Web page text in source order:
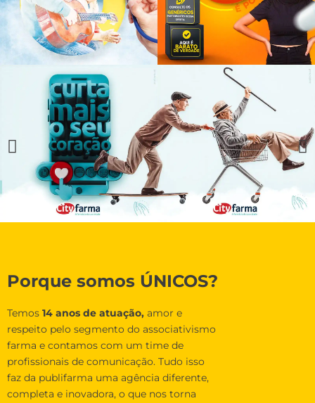
Porque somos ÚNICOS?
Temos 14 anos de atuação, amor e
respeito pelo segmento do associativismo
farma e contamos com um time de
profissionais de comunicação. Tudo isso
faz da publifarma uma agência diferente,
completa e inovadora, o que nos torna